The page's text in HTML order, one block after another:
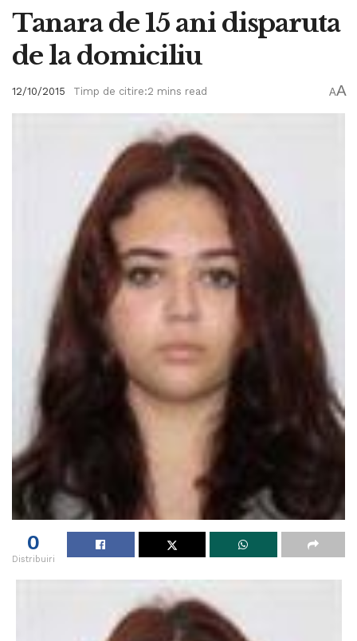
Tanara de 15 ani disparuta
de la domiciliu
12/10/2015 Timp de citire:2 mins read AA
0
Distribuiri